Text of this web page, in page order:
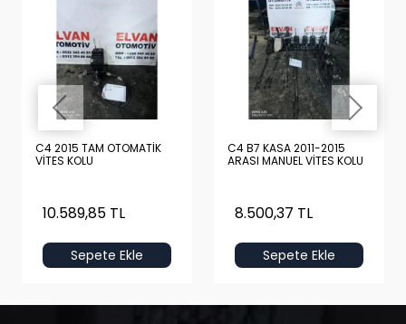
C4 2015 TAM OTOMATİK
VİTES KOLU
10.589,85 TL
Sepete Ekle
C4 B7 KASA 2011-2015
ARASI MANUEL VİTES KOLU
8.500,37 TL
Sepete Ekle